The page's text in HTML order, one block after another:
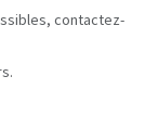
contactez-